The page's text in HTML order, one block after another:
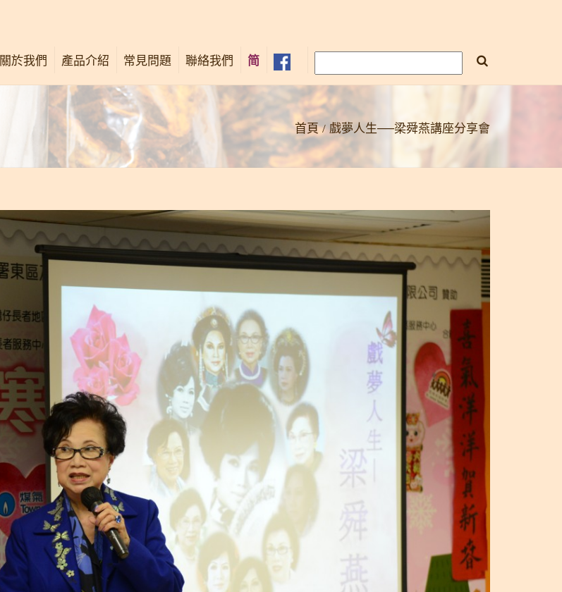
關於我們 產品介紹
唐太宗活絡油
唐太宗膏
舒痛按壓法
常見問題 聯絡我們 简
首頁 戲夢人生──梁舜燕講座分享會